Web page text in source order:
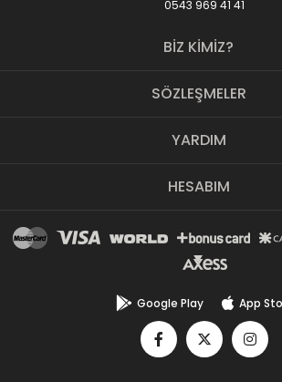
0543 969 41 41
BİZ KİMİZ?
SÖZLEŞMELER
YARDIM
HESABIM
Google Play App